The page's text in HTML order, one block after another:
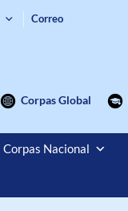
Correo
Corpas Global
Corpas Nacional